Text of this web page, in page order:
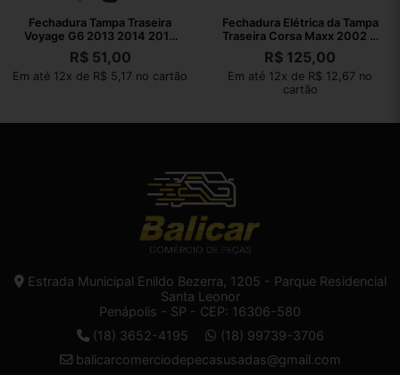
Fechadura Tampa Traseira
Voyage G6 2013 2014 2015
2016
R$51,00
Em até 12x de R$ 5,17 no cartão
Fechadura Elétrica da Tampa
Traseira Corsa Maxx 2002 A
2012
R$ 125,00
Em até 12x de R$ 12,67 no
cartão
Estrada Municipal Enildo Bezerra, 1205 - Parque Residencial
Santa Leonor
Penápolis - SP - CEP: 16306-580
(18) 3652-4195
(18) 99739-3706
balicarcomerciodepecasusadas@gmail.com